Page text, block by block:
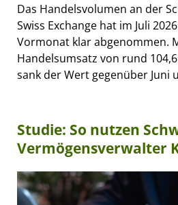
Das Handelsvolumen an der
Swiss Exchange hat im Juli
Vormonat klar abgenommen.
Handelsumsatz von rund
sank der Wert gegenüber Juni
Studie: So nutzen
Vermögensverwalter